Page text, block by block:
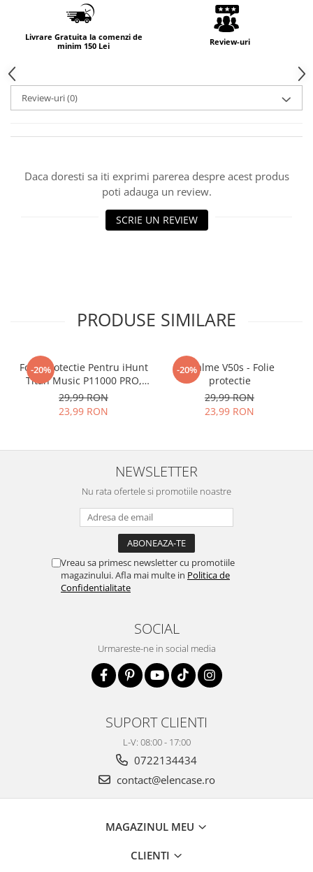
Livrare Gratuita la comenzi de
minim 150 Lei
Review-uri
Review-uri(0)
Daca doresti sa iti exprimi parerea despre acest produs
poti adauga un review.
SCRIE UN REVIEW
PRODUSE SIMILARE
-20%
Folie Protectie Pentru iHunt
Titan Music P11000 PRO,
VDOO
29,99 RON
23,99 RON
-20%
Realme V50s - Folie
protectie
29,99 RON
23,99 RON
NEWSLETTER
Nu rata ofertele si promotiile noastre
Vreau sa primesc newsletter cu promotiile
magazinului. Afla mai multe in Politica de
Confidentialitate
SOCIAL
Urmareste-ne in social media
SUPORT CLIENTI
L-V: 08:00 - 17:00
0722134434
contact@elencase.ro
MAGAZINUL MEU
CLIENTI